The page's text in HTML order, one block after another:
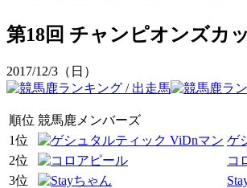
第18回 チャンピオンズカ
2017/12/3（日）
順位 競馬鹿メンバーズ
1位
ゲ
2位
コ
3位